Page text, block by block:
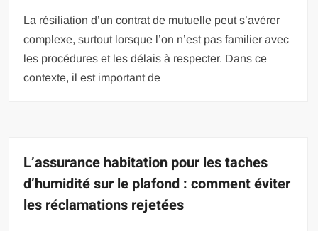
La résiliation d’un contrat de mutuelle peut s’avérer
complexe, surtout lorsque l’on n’est pas familier avec
les procédures et les délais à respecter. Dans ce
contexte, il est important de
L’assurance habitation pour les taches
d’humidité sur le plafond : comment éviter
les réclamations rejetées